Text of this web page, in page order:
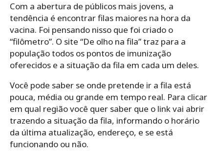
Com a abertura de públicos mais jovens, a
tendência é encontrar filas maiores na hora da
vacina. Foi pensando nisso que foi criado o
“filômetro”. O site “De olho na fila” traz para a
população todos os pontos de imunização
oferecidos e a situação da fila em cada um deles.
Você pode saber se onde pretende ir a fila está
pouca, média ou grande em tempo real. Para clicar
em qual região você quer saber que o link vai abrir
trazendo a situação da fila, informando o horário
da última atualização, endereço, e se está
funcionando ou não.